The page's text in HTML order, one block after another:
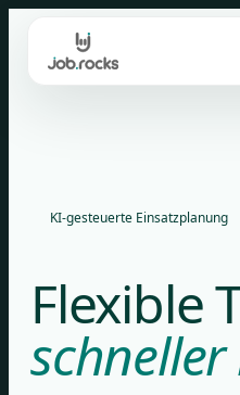
content
KI-gesteuerte Einsatzplanung
Flexible
schneller